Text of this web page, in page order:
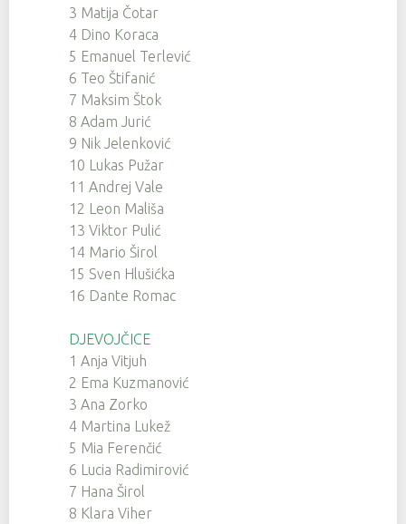
3 Matija Čotar
4 Dino Koraca
5 Emanuel Terlević
6 Teo Štifanić
7 Maksim Štok
8 Adam Jurić
9 Nik Jelenković
10 Lukas Pužar
11 Andrej Vale
12 Leon Mališa
13 Viktor Pulić
14 Mario Širol
15 Sven Hlušićka
16 Dante Romac
DJEVOJČICE
1 Anja Vitjuh
2 Ema Kuzmanović
3 Ana Zorko
4 Martina Lukež
5 Mia Ferenčić
6 Lucia Radimirović
7 Hana Širol
8 Klara Viher